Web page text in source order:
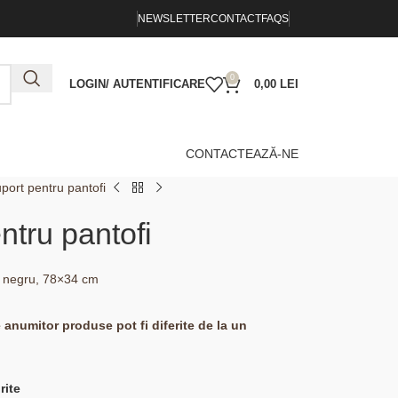
NEWSLETTERCONTACTFAQS
LOGIN/ AUTENTIFICARE
0
0,00 LEI
CONTACTEAZĂ-NE
pentru pantofi
pantofi
78×34 cm
produse pot fi diferite de la un